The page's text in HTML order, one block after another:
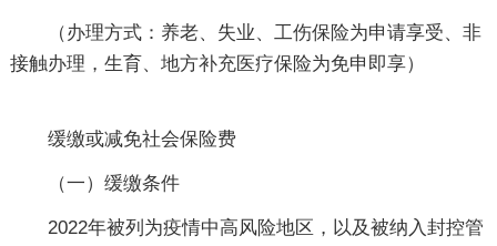
（办理方式：养老、失业、工伤保险为申请享受、非
接触办理，生育、地方补充医疗保险为免申即享）
缓缴或减免社会保险费
（一）缓缴条件
2022年被列为疫情中高风险地区，以及被纳入封控管